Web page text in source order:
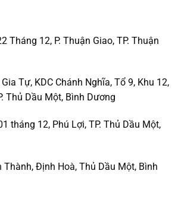
Tháng 12, P. Thuận Giao, TP. Thuận
Tự, KDC Chánh Nghĩa, Tổ 9, Khu 12,
Thủ Dầu Một, Bình Dương
tháng 12, Phú Lợi, TP. Thủ Dầu Một,
Thành, Định Hoà, Thủ Dầu Một, Bình